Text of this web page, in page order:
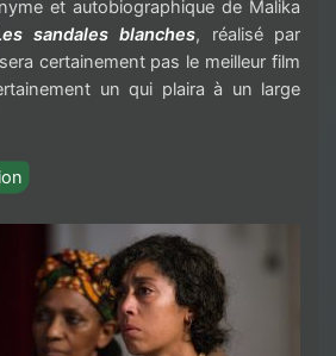
et autobiographique de Malika
sandales blanches, réalisé par
certainement pas le meilleur film
un qui plaira à un large